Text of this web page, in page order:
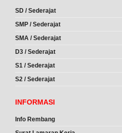
SD / Sederajat
SMP / Sederajat
SMA / Sederajat
D3 / Sederajat
S1 / Sederajat
S2 / Sederajat
INFORMASI
Info Rembang